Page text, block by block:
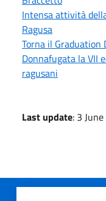
Intensa attività
Ragusa
Torna il Graduation
Donnafugata la VII
ragusani
Last update: 3